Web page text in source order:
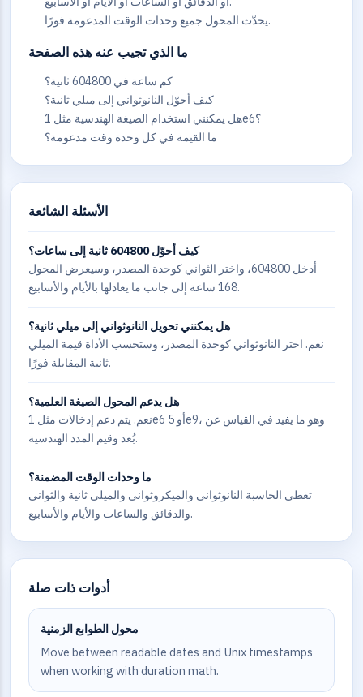
يحدّث المحول جميع وحدات الوقت المدعومة فورًا.
ما الذي تجيب عنه هذه الصفحة
كم ساعة في 604800 ثانية؟
كيف أحوّل النانوثواني إلى ميلي ثانية؟
هل يمكنني استخدام الصيغة الهندسية مثل 1e6؟
ما القيمة في كل وحدة وقت مدعومة؟
الأسئلة الشائعة
كيف أحوّل 604800 ثانية إلى ساعات؟
أدخل 604800، واختر الثواني كوحدة المصدر، وسيعرض المحول
168 ساعة إلى جانب ما يعادلها بالأيام والأسابيع.
هل يمكنني تحويل النانوثواني إلى ميلي ثانية؟
نعم. اختر النانوثواني كوحدة المصدر، وستحسب الأداة قيمة الميلي
ثانية المقابلة فورًا.
هل يدعم المحول الصيغة العلمية؟
نعم. يتم دعم إدخالات مثل 1e6 أو 5e9، وهو ما يفيد في القياس عن
بُعد وقيم المدد الهندسية.
ما وحدات الوقت المضمنة؟
تغطي الحاسبة النانوثواني والميكروثواني والميلي ثانية والثواني
والدقائق والساعات والأيام والأسابيع.
أدوات ذات صلة
محول الطوابع الزمنية
Move between readable dates and Unix timestamps
when working with duration math.